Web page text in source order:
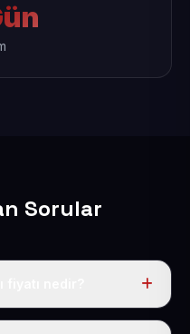
Sorular
+ KDV. Bu bedele alan